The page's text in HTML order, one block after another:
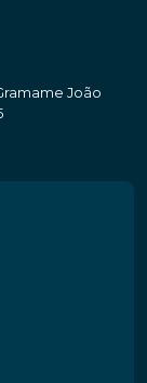
João